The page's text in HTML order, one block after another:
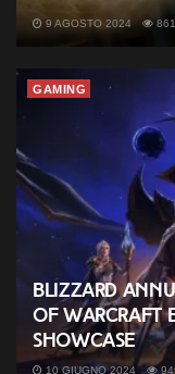
9 AGOSTO 2024 861
GAMING
Blizzard
of Warcraft e
Showcase
10 GIUGNO 2024